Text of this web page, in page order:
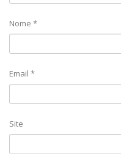
Nome *
Email *
Site